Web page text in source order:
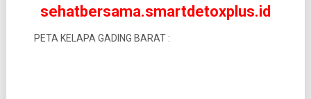
sehatbersama.smartdetoxplus.id
PETA KELAPA GADING BARAT :